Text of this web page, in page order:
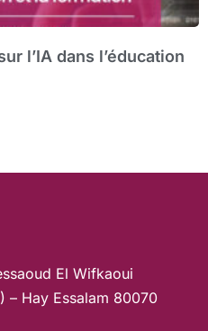
l’IA dans l’éducation
El Wifkaoui
– Hay Essalam 80070